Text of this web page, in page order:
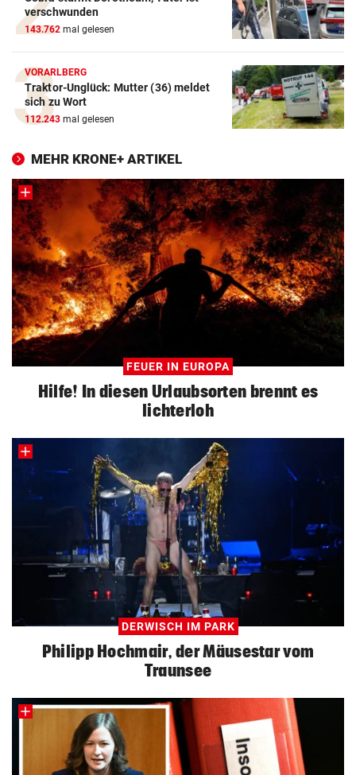
verschwunden
143.762 mal gelesen
VORARLBERG
Traktor-Unglück: Mutter (36) meldet
sich zu Wort
112.243 mal gelesen
MEHR KRONE+ ARTIKEL
FEUER IN EUROPA
Hilfe! In diesen Urlaubsorten brennt es
lichterloh
DERWISCH IM PARK
Philipp Hochmair, der Mäusestar vom
Traunsee